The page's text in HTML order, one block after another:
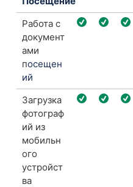
Работа с
документ
ами
посещен
ий
Загрузка
фотограф
ий из
мобильн
ого
устройст
ва